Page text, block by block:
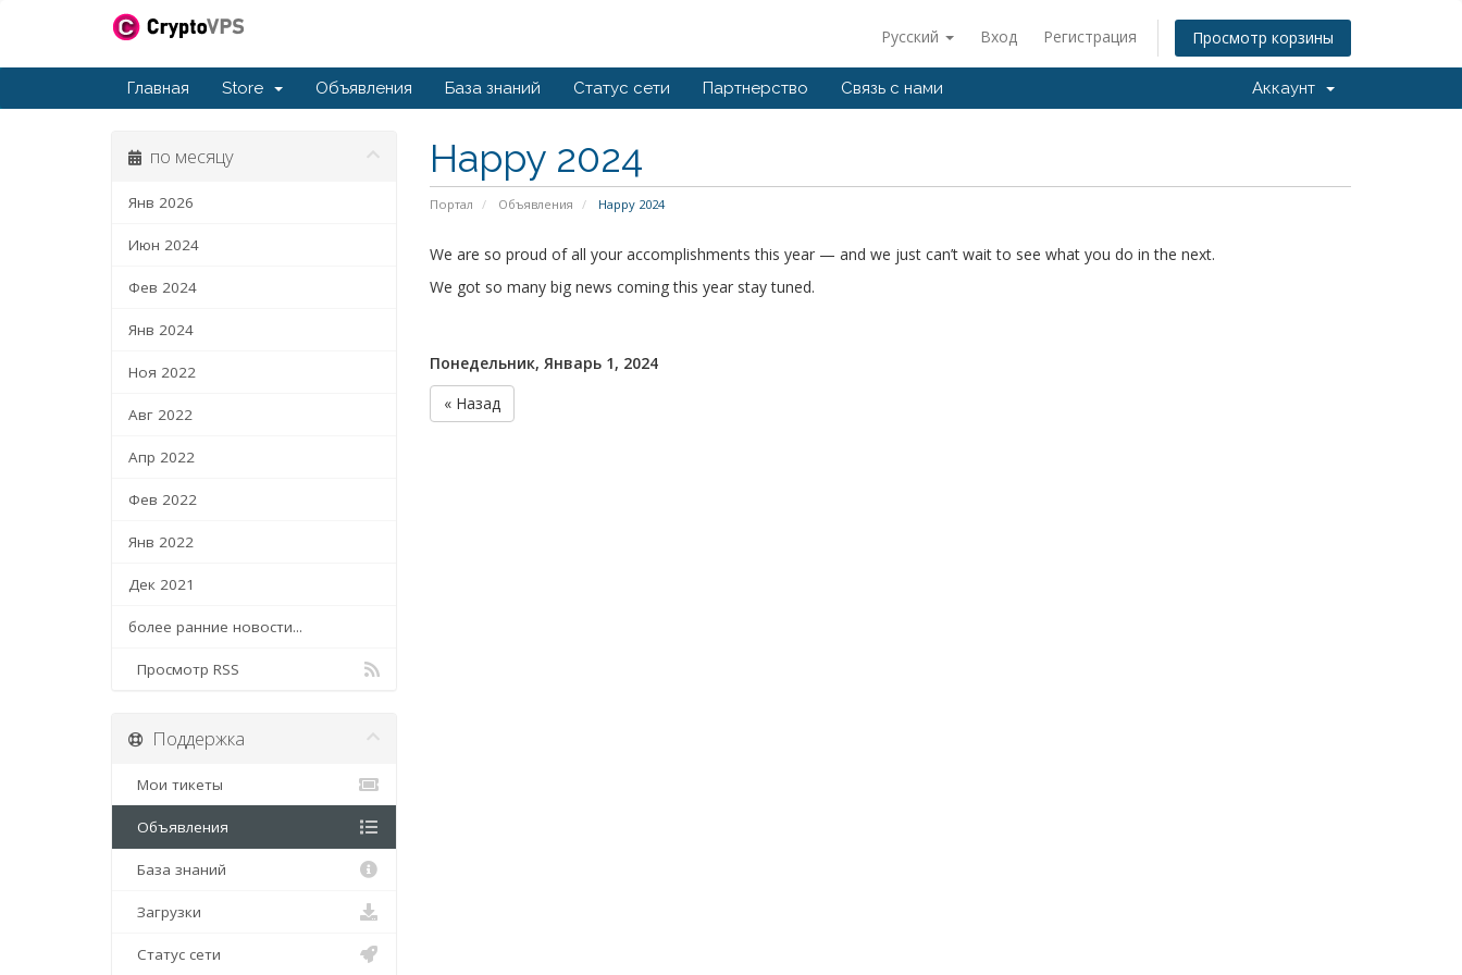
Русский Вход Регистрация Просмотр корзины
Главная Store Объявления База знаний Статус сети Партнерство Связь с нами Аккаунт
Happy 2024
Портал Объявления Happy 2024
по месяцу
Янв 2026
Июн 2024
Фев 2024
Янв 2024
Ноя 2022
Авг 2022
Апр 2022
Фев 2022
Янв 2022
Дек 2021
более ранние новости...
Просмотр RSS
We are so proud of all your accomplishments this year — and we just can’t wait to see what you do in the next.
We got so many big news coming this year stay tuned.
Понедельник, Январь 1, 2024
« Назад
Поддержка
Мои тикеты
Объявления
База знаний
Загрузки
Статус сети